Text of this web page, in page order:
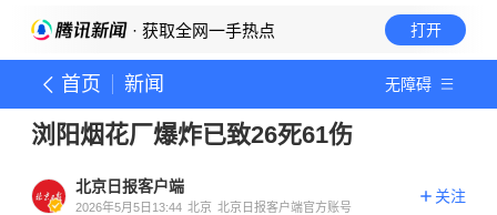
· 获取全网一手热点 打开
首页 新闻 无障碍
浏阳烟花厂爆炸已致26死61伤
北京日报客户端
2026年5月5日13:44 北京 北京日报客户端官方账号
关注